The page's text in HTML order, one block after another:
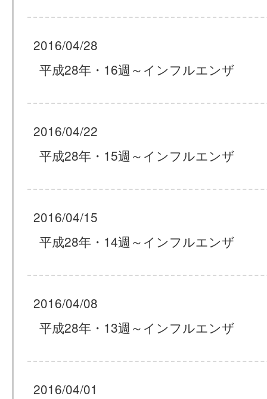
2016/04/28
平成28年・16週～インフルエンザ
2016/04/22
平成28年・15週～インフルエンザ
2016/04/15
平成28年・14週～インフルエンザ
2016/04/08
平成28年・13週～インフルエンザ
2016/04/01